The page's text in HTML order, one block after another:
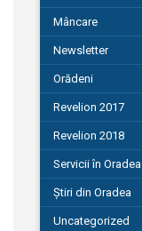
Mâncare
Newsletter
Orădeni
Revelion 2017
Revelion 2018
Servicii în Oradea
Știri din Oradea
Uncategorized